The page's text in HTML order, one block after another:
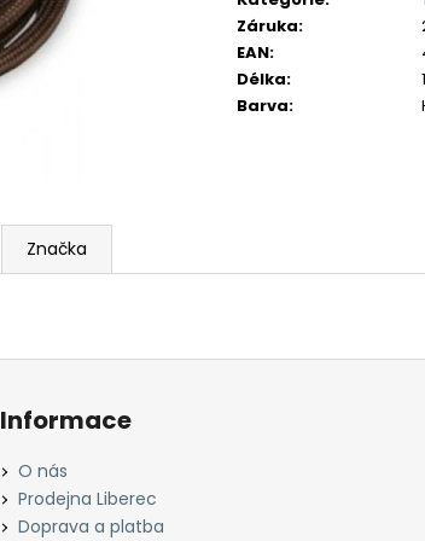
Záruka:
EAN:
Délka:
Barva:
Značka
Informace
O nás
Prodejna Liberec
Doprava a platba